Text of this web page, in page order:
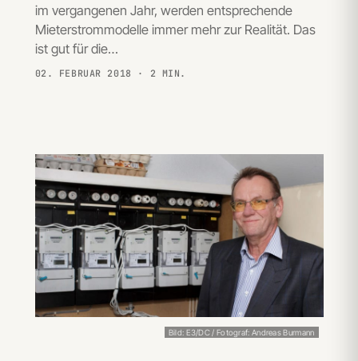
im vergangenen Jahr, werden entsprechende
Mieterstrommodelle immer mehr zur Realität. Das
ist gut für die…
02. FEBRUAR 2018 · 2 MIN.
Bild: E3/DC / Fotograf: Andreas Burmann